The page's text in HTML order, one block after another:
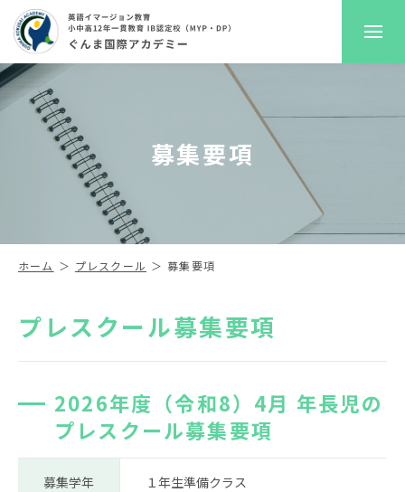
GKAについて
プレスクール
中高等部
News Topics
FAQ 図書蔵書検索
募集要項
ホーム プレスクール 募集要項
プレスクール募集要項
2026年度（令和8）4月 年長児の
プレスクール募集要項
募集学年 １年生準備クラス